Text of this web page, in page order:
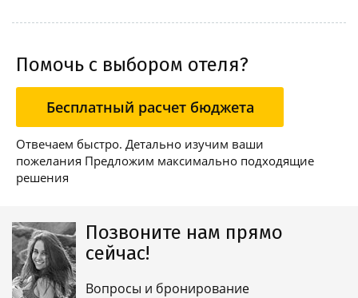
Помочь с выбором отеля?
Бесплатный расчет бюджета
Отвечаем быстро. Детально изучим ваши
пожелания Предложим максимально подходящие
решения
Позвоните нам прямо
сейчас!
Вопросы и бронирование